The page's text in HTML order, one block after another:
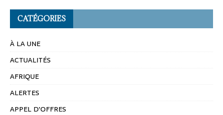
CATÉGORIES
À LA UNE
ACTUALITÉS
AFRIQUE
ALERTES
APPEL D'OFFRES